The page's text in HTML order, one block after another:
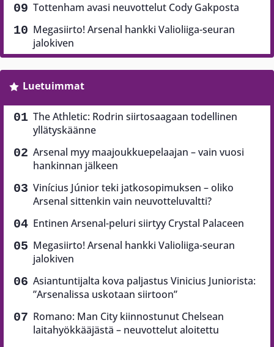
Tottenham avasi neuvottelut Cody Gakposta
Megasiirto! Arsenal hankki Valioliiga-seuran
jalokiven
Luetuimmat
The Athletic: Rodrin siirtosaagaan todellinen
yllätyskäänne
Arsenal myy maajoukkuepelaajan – vain vuosi
hankinnan jälkeen
Vinícius Júnior teki jatkosopimuksen – oliko
Arsenal sittenkin vain neuvotteluvaltti?
Entinen Arsenal-peluri siirtyy Crystal Palaceen
Megasiirto! Arsenal hankki Valioliiga-seuran
jalokiven
Asiantuntijalta kova paljastus Vinicius Juniorista:
”Arsenalissa uskotaan siirtoon”
Romano: Man City kiinnostunut Chelsean
laitahyökkääjästä – neuvottelut aloitettu